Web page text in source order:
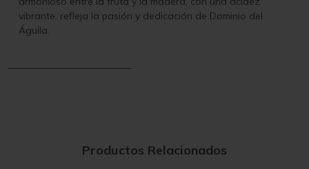
vibrante, refleja la pasión y dedicación de Dominio del
Águila.
Productos Relacionados